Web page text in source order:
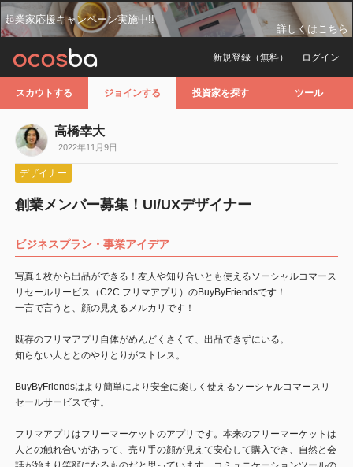
起業家応援キャンペーン実施中!!
詳しくはこちら
ログイン
新規登録（無料）
スカウトする ジョインする 投資家を探す ツール
高橋幸大
2022年11月9日
デザイナー
創業メンバー募集！UI/UXデザイナー
ビジネスプラン・事業アイデア
写真１枚から出品ができる！友人や知り合いとも使えるソーシャルコマース
リセールサービス（C2C フリマアプリ）のBuyByFriendsです！
一言で言うと、顔の見えるメルカリです！
既存のフリマアプリ自体がめんどくさくて、出品できずにいる。
知らない人ととのやりとりがストレス。
BuyByFriendsはより簡単により安全に楽しく使えるソーシャルコマースリ
セールサービスです。
フリマアプリはフリーマーケットのアプリです。本来のフリーマーケットは
人との触れ合いがあって、売り手の顔が見えて安心して購入でき、自然と会